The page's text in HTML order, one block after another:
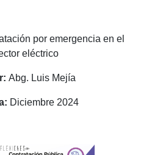
por emergencia en el
eléctrico
Abg. Luis Mejía
Diciembre 2024